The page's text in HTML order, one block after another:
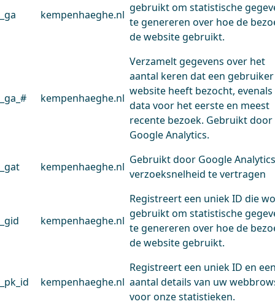
_ga kempenhaeghe.nl
gebruikt om statistische
te genereren over hoe de
de website gebruikt.
_ga_# kempenhaeghe.nl
Verzamelt gegevens over het
aantal keren dat een
website heeft bezocht, evenals
data voor het eerste en meest
recente bezoek. Gebruikt door
Google Analytics.
_gat kempenhaeghe.nl
Gebruikt door Google
verzoeksnelheid te vertragen
_gid kempenhaeghe.nl
Registreert een uniek ID die
gebruikt om statistische
te genereren over hoe de
de website gebruikt.
_pk_id kempenhaeghe.nl
Registreert een uniek ID en
aantal details van uw
voor onze statistieken.